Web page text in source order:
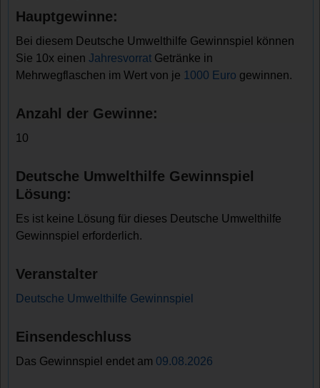
Hauptgewinne:
Bei diesem Deutsche Umwelthilfe Gewinnspiel können
Sie 10x einenJahresvorrat Getränke in
Mehrwegflaschen im Wert von je 1000 Euro gewinnen.
Anzahl der Gewinne:
10
Deutsche Umwelthilfe Gewinnspiel
Lösung:
Es ist keine Lösung für dieses Deutsche Umwelthilfe
Gewinnspiel erforderlich.
Veranstalter
Deutsche Umwelthilfe Gewinnspiel
Einsendeschluss
Das Gewinnspiel endet am 09.08.2026